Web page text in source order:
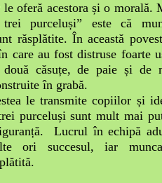
le oferă acestora și o morală.
purceluși” este că
răsplătite. În această
care au fost distruse foarte
căsuțe, de paie și de
în grabă.
le transmite copiilor și
purceluși sunt mult mai
Lucrul în echipă
ori succesul, iar